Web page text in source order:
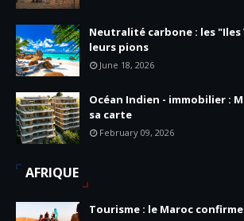
Neutralité carbone : les
leurs pions
June 18, 2026
Océan Indien - immobilier :
sa carte
February 09, 2026
AFRIQUE
Tourisme : le Maroc